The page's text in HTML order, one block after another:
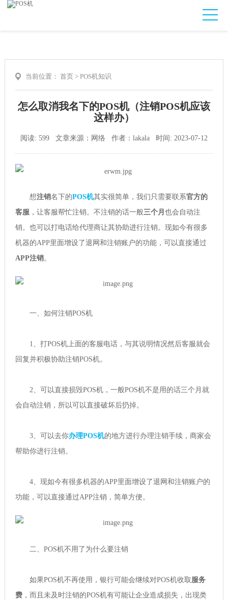
当前位置： 首页> POS机知识
怎么取消我名下的POS机（注销POS机应该
这样办）
阅读: 599 文章来源：网络 作者：lakala 时间: 2023-07-12
想注销名下的POS机其实很简单，我们只需要联系官方的
客服，让客服帮忙注销。不注销的话一般三个月 也会自动注
销。也可以打电话给代理商让其协助进行注销。现如今有很多
机器的APP里面增设了退网和注销账户的功能，可以直接通过
APP注销。
一、如何注销POS机
1、打POS机上面的客服电话，与其说明情况然后客服就会
回复并积极协助注销POS机。
2、可以直接损毁POS机，一般POS机不是用的话三个月就
会自动注销，所以可以直接破坏后扔掉。
3、可以去你办理POS机的地方进行办理注销手续，商家会
帮助你进行注销。
4、现如今有很多机器的APP里面增设了退网和注销账户的
功能，可以直接通过APP注销，简单方便。
二、POS机不用了为什么要注销
如果POS机不再使用，银行可能会继续对POS机收取 服务
费，而且未及时注销的POS机有可能让企业造成损失，出现类